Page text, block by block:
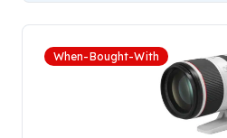
When-Bought-With